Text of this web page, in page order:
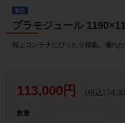
新品
プラモジュール
海上コンテナにぴったり積載。優れた
113,000円 (税込
数量